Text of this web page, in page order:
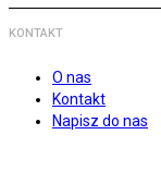
KONTAKT
O nas
Kontakt
Napisz do nas